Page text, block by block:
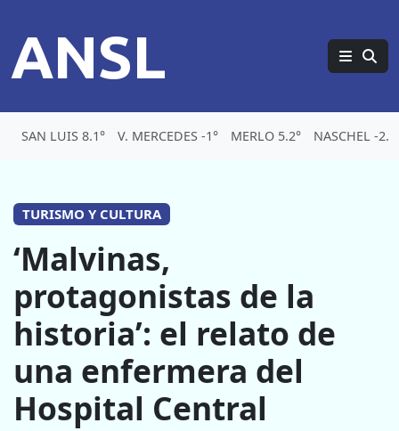
ANSL
SAN LUIS 8.1° V. MERCEDES -1° MERLO 5.2° NASCHEL -
TURISMO Y CULTURA
‘Malvinas,
protagonistas de la
historia’: el relato de
una enfermera del
Hospital Central